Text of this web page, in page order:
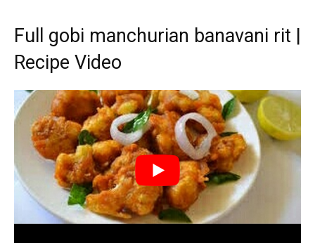
Full gobi manchurian banavani rit |
Recipe Video